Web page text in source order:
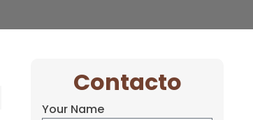
Contacto
Your Name